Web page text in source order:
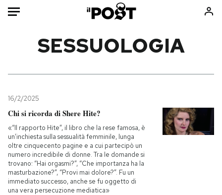
Mondo
Politica
Tecnologia
Internet
Scienza
Cultura
Economia
Storie/Idee
Ok Boomer!
Media
Altrecose
SESSUOLOGIA
16/2/2025
Chi si ricorda di Shere Hite?
«“Il rapporto Hite”, il libro che la rese famosa, è
un’inchiesta sulla sessualità femminile, lunga
oltre cinquecento pagine e a cui partecipò un
numero incredibile di donne. Tra le domande si
trovano: “Hai orgasmi?”, “Che importanza ha la
masturbazione?”, “Provi mai dolore?”. Fu un
immediato successo, anche se fu oggetto di
una vera persecuzione mediatica»